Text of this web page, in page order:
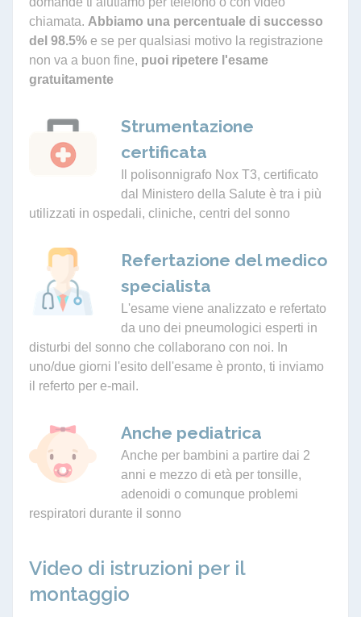
chiamata. Abbiamo una percentuale di successo
del 98.5% e se per qualsiasi motivo la registrazione
non va a buon fine, puoi ripetere l'esame
gratuitamente
Strumentazione
certificata
Il polisonnigrafo Nox T3, certificato
dal Ministero della Salute è tra i più
utilizzati in ospedali, cliniche, centri del sonno
Refertazione del medico
specialista
L'esame viene analizzato e refertato
da uno dei pneumologici esperti in
disturbi del sonno che collaborano con noi. In
uno/due giorni l'esito dell'esame è pronto, ti inviamo
il referto per e-mail.
Anche pediatrica
Anche per bambini a partire dai 2
anni e mezzo di età per tonsille,
adenoidi o comunque problemi
respiratori durante il sonno
Video di istruzioni per il
montaggio